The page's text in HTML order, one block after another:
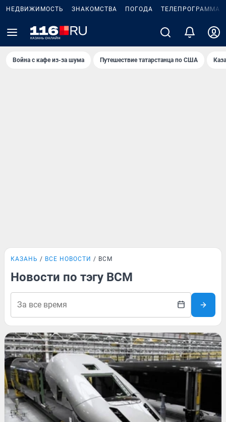
НЕДВИЖИМОСТЬ ЗНАКОМСТВА ПОГОДА ТЕЛЕПРОГРАММА
Война с кафе из-за шума Путешествие татарстанца по США
КАЗАНЬ ВСЕ НОВОСТИ ВСМ
Новости по тэгу ВСМ